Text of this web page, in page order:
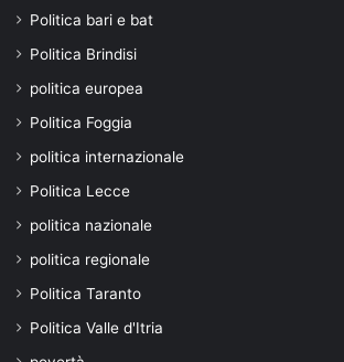
Politica bari e bat
Politica Brindisi
politica europea
Politica Foggia
politica internazionale
Politica Lecce
politica nazionale
politica regionale
Politica Taranto
Politica Valle d'Itria